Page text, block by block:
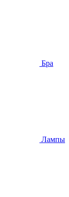
Бра
Лампы